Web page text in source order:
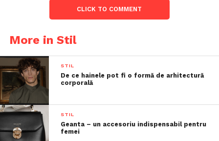
CLICK TO COMMENT
More in Stil
STIL
De ce hainele pot fi o formă de arhitectură
corporală
STIL
Geanta – un accesoriu indispensabil pentru
femei